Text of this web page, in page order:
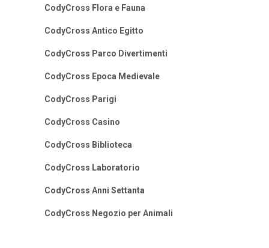
CodyCross Flora e Fauna
CodyCross Antico Egitto
CodyCross Parco Divertimenti
CodyCross Epoca Medievale
CodyCross Parigi
CodyCross Casino
CodyCross Biblioteca
CodyCross Laboratorio
CodyCross Anni Settanta
CodyCross Negozio per Animali